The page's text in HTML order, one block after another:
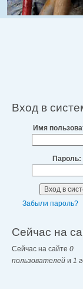
Вход в
Имя
Пароль:
Забыли пароль?
Сейчас на
Сейчас на сайте 0
пользователей и 1